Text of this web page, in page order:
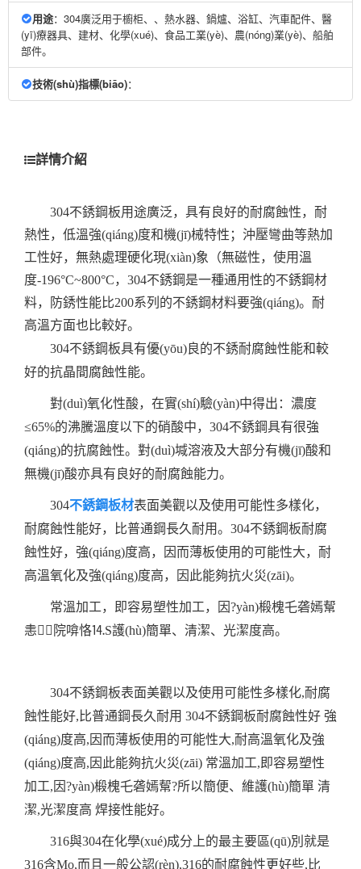
用途：304廣泛用于櫥柜、、熱水器、鍋爐、浴缸、汽車配件、醫
(yī)療器具、建材、化學(xué)、食品工業(yè)、農(nóng)業(yè)、船舶
部件。
技術(shù)指標(biāo)：
詳情介紹
304不銹鋼板用途廣泛，具有良好的耐腐蝕性，耐
熱性，低溫強(qiáng)度和機(jī)械特性；沖壓彎曲等熱加
工性好，無熱處理硬化現(xiàn)象（無磁性，使用溫
度-196°C~800°C，304不銹鋼是一種通用性的不銹鋼材
料，防銹性能比200系列的不銹鋼材料要強(qiáng)。耐
高溫方面也比較好。
304不銹鋼板具有優(yōu)良的不銹耐腐蝕性能和較
好的抗晶間腐蝕性能。
對(duì)氧化性酸，在實(shí)驗(yàn)中得出：濃度
≤65%的沸騰溫度以下的硝酸中，304不銹鋼具有很強
(qiáng)的抗腐蝕性。對(duì)堿溶液及大部分有機(jī)酸和
無機(jī)酸亦具有良好的耐腐蝕能力。
304不銹鋼板材表面美觀以及使用可能性多樣化，
耐腐蝕性能好，比普通鋼長久耐用。304不銹鋼板耐腐
蝕性好，強(qiáng)度高，因而薄板使用的可能性大，耐
高溫氧化及強(qiáng)度高，因此能夠抗火災(zāi)。
常溫加工，即容易塑性加工，因?yàn)椴槐乇砻嫣幚
恚院啽恪⒕S護(hù)簡單、清潔、光潔度高。
304不銹鋼板表面美觀以及使用可能性多樣化,耐腐
蝕性能好,比普通鋼長久耐用 304不銹鋼板耐腐蝕性好 強
(qiáng)度高,因而薄板使用的可能性大,耐高溫氧化及強
(qiáng)度高,因此能夠抗火災(zāi) 常溫加工,即容易塑性
加工,因?yàn)椴槐乇砻嫣幚?所以簡便、維護(hù)簡單 清
潔,光潔度高 焊接性能好。
316與304在化學(xué)成分上的最主要區(qū)別就是
316含Mo,而且一般公認(rèn),316的耐腐蝕性更好些,比